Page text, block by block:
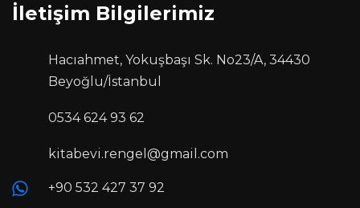
İletişim Bilgilerimiz
Hacıahmet, Yokuşbaşı Sk. No23/A, 34430
Beyoğlu/İstanbul
0534 624 93 62
kitabevi.rengel@gmail.com
+90 532 427 37 92